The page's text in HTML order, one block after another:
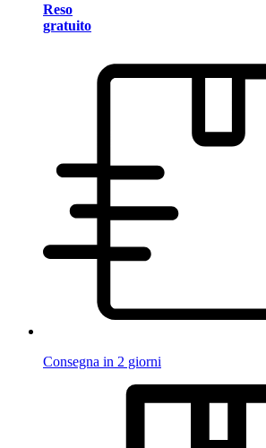
Reso
gratuito
Consegna in 2 giorni